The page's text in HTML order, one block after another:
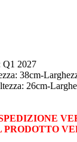
Q1 2027
38cm-
26cm-
PRODOTTO